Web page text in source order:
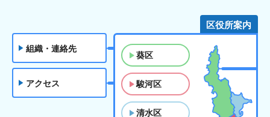
組織・連絡先
アクセス
区役所案内
葵区
駿河区
清水区